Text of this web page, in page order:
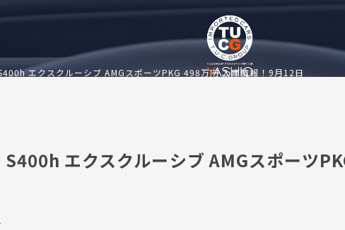
エクスクルーシブ AMGスポーツPKG 498万円 入庫情報！9月12日
エクスクルーシブ AMGスポーツ